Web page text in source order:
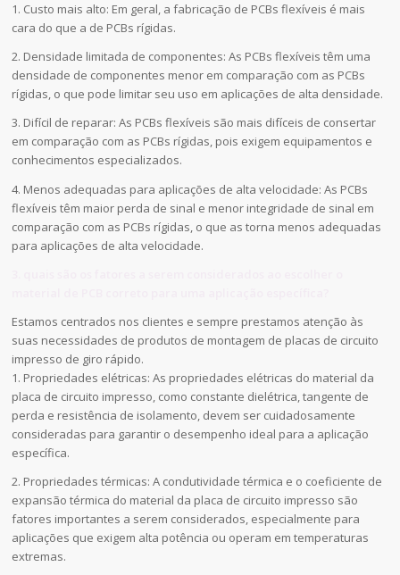
1. Custo mais alto: Em geral, a fabricação de PCBs flexíveis é mais
cara do que a de PCBs rígidas.
2. Densidade limitada de componentes: As PCBs flexíveis têm uma
densidade de componentes menor em comparação com as PCBs
rígidas, o que pode limitar seu uso em aplicações de alta densidade.
3. Difícil de reparar: As PCBs flexíveis são mais difíceis de consertar
em comparação com as PCBs rígidas, pois exigem equipamentos e
conhecimentos especializados.
4. Menos adequadas para aplicações de alta velocidade: As PCBs
flexíveis têm maior perda de sinal e menor integridade de sinal em
comparação com as PCBs rígidas, o que as torna menos adequadas
para aplicações de alta velocidade.
Estamos centrados nos clientes e sempre prestamos atenção às
suas necessidades de produtos de montagem de placas de circuito
impresso de giro rápido.
1. Propriedades elétricas: As propriedades elétricas do material da
placa de circuito impresso, como constante dielétrica, tangente de
perda e resistência de isolamento, devem ser cuidadosamente
consideradas para garantir o desempenho ideal para a aplicação
específica.
2. Propriedades térmicas: A condutividade térmica e o coeficiente de
expansão térmica do material da placa de circuito impresso são
fatores importantes a serem considerados, especialmente para
aplicações que exigem alta potência ou operam em temperaturas
extremas.